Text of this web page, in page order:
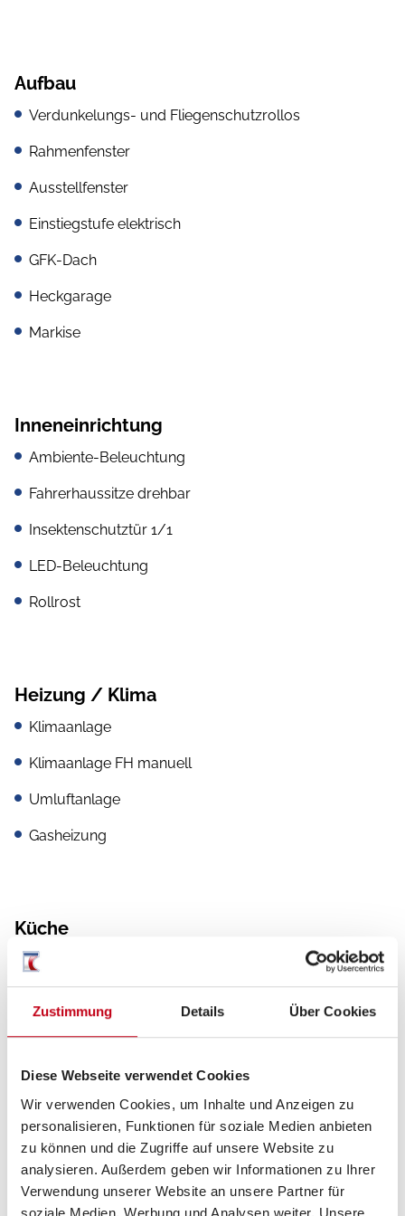
Zustimmung Details Über Cookies
Diese Webseite verwendet Cookies
Wir verwenden Cookies, um Inhalte und Anzeigen zu
personalisieren, Funktionen für soziale Medien anbieten
zu können und die Zugriffe auf unsere Website zu
analysieren. Außerdem geben wir Informationen zu Ihrer
Verwendung unserer Website an unsere Partner für
soziale Medien, Werbung und Analysen weiter. Unsere
Aufbau
Verdunkelungs- und Fliegenschutzrollos
Rahmenfenster
Ausstellfenster
Einstiegstufe elektrisch
GFK-Dach
Heckgarage
Markise
Inneneinrichtung
Ambiente-Beleuchtung
Fahrerhaussitze drehbar
Insektenschutztür 1/1
LED-Beleuchtung
Rollrost
Heizung / Klima
Klimaanlage
Klimaanlage FH manuell
Umluftanlage
Gasheizung
Küche
Kühlschrank mit Frostfach
Cassetten-Toilette
Dusche
Frischwassertank